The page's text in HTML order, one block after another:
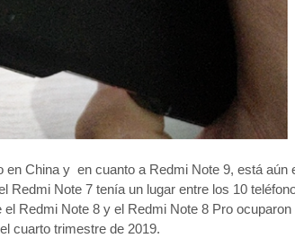
China y en cuanto a Redmi Note 9, está aún
Redmi Note 7 tenía un lugar entre los 10
Redmi Note 8 y el Redmi Note 8 Pro
cuarto trimestre de 2019.